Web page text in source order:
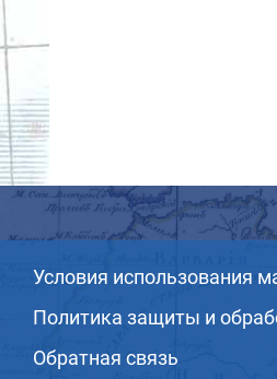
Условия использования
Политика защиты и
Обратная связь